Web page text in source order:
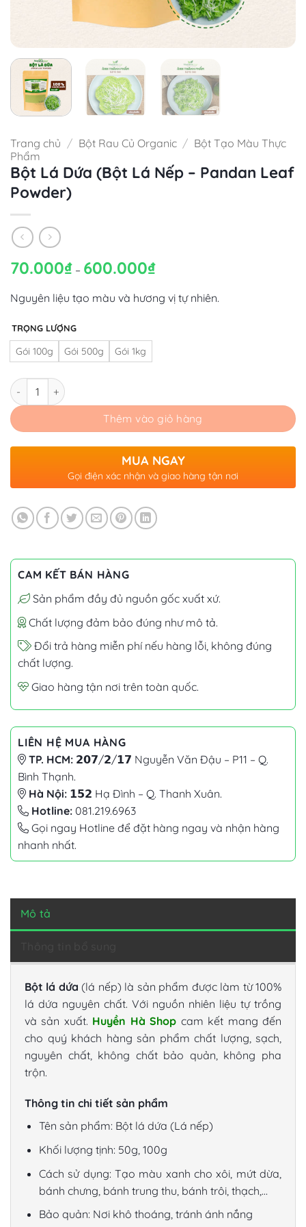
Trang chủ / Bột Rau Củ Organic / Bột Tạo Màu Thực
Phẩm
Bột Lá Dứa (Bột Lá Nếp – Pandan Leaf
Powder)
70.000₫ – 600.000₫Khoảng
70.000₫
đến
Nguyên liệu tạo màu và hương vị tự nhiên.
TRỌNG LƯỢNG
Gói 100g Gói 500g Gói 1kg
Số lượng
Thêm vào giỏ hàng
MUA NGAY
Gọi điện xác nhận và giao hàng tận nơi
CAM KẾT BÁN HÀNG
Sản phẩm đầy đủ nguồn gốc xuất xứ.
Chất lượng đảm bảo đúng như mô tả.
Đổi trả hàng miễn phí nếu hàng lỗi, không đúng
chất lượng.
Giao hàng tận nơi trên toàn quốc.
LIÊN HỆ MUA HÀNG
TP. HCM: 𝟮𝟬𝟳/𝟮/𝟭𝟳 Nguyễn Văn Đậu – P11 – Q.
Bình Thạnh.
Hà Nội: 𝟭𝟱𝟮 Hạ Đình – Q. Thanh Xuân.
Hotline: 081.219.6963
Gọi ngay Hotline để đặt hàng ngay và nhận hàng
nhanh nhất.
Mô tả
Bột lá dứa (lá nếp) là sản phẩm được làm từ 100%
lá dứa nguyên chất. Với nguồn nhiên liệu tự trồng
và sản xuất. Huyền Hà Shop cam kết mang đến
cho quý khách hàng sản phẩm chất lượng, sạch,
nguyên chất, không chất bảo quản, không pha
trộn.
Thông tin chi tiết sản phẩm
Tên sản phẩm: Bột lá dứa (Lá nếp)
Khối lượng tịnh: 50g, 100g
Cách sử dụng: Tạo màu xanh cho xôi, mứt dừa,
bánh chưng, bánh trung thu, bánh trôi, thạch,…
Bảo quản: Nơi khô thoáng, tránh ánh nắng